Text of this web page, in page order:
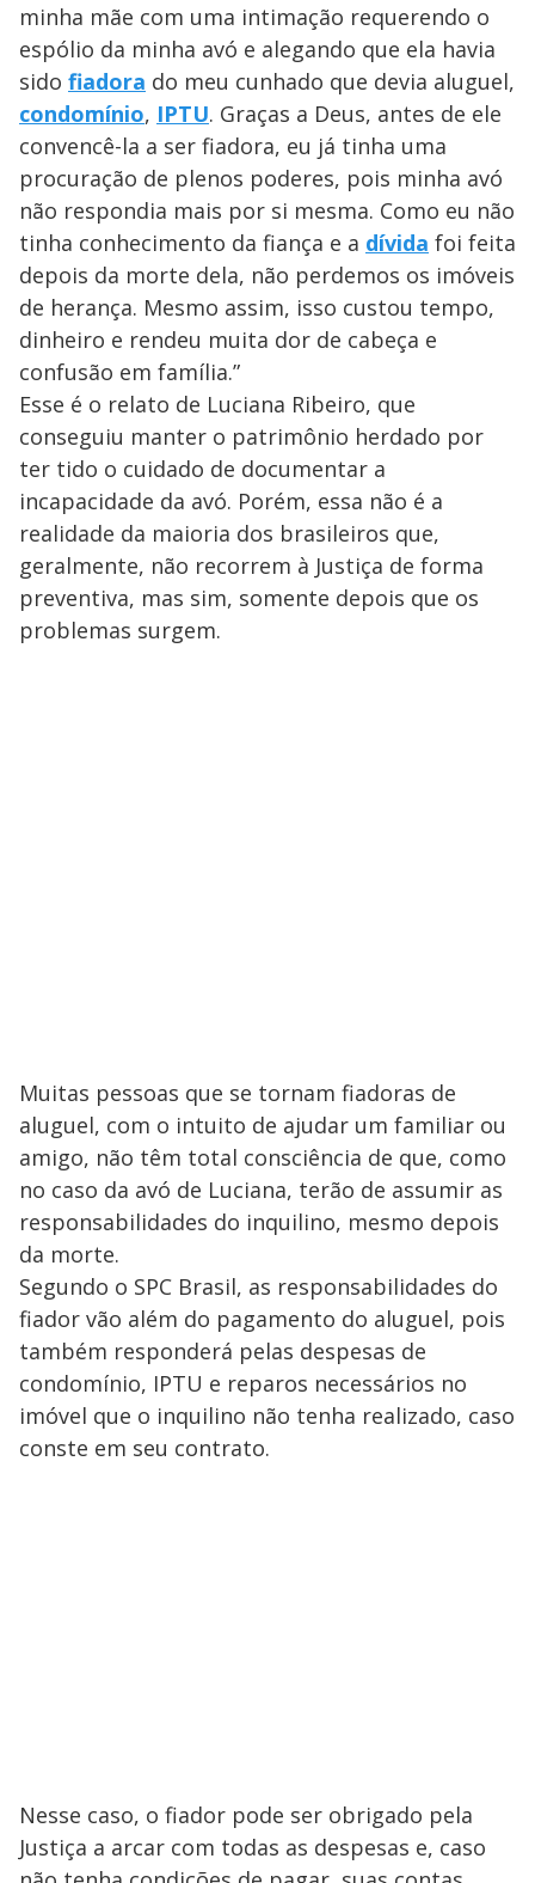
minha mãe com uma intimação requerendo o
espólio da minha avó e alegando que ela havia
sido fiadora do meu cunhado que devia aluguel,
condomínio, IPTU. Graças a Deus, antes de ele
convencê-la a ser fiadora, eu já tinha uma
procuração de plenos poderes, pois minha avó
não respondia mais por si mesma. Como eu não
tinha conhecimento da fiança e a dívida foi feita
depois da morte dela, não perdemos os imóveis
de herança. Mesmo assim, isso custou tempo,
dinheiro e rendeu muita dor de cabeça e
confusão em família.”
Esse é o relato de Luciana Ribeiro, que
conseguiu manter o patrimônio herdado por
ter tido o cuidado de documentar a
incapacidade da avó. Porém, essa não é a
realidade da maioria dos brasileiros que,
geralmente, não recorrem à Justiça de forma
preventiva, mas sim, somente depois que os
problemas surgem.
Muitas pessoas que se tornam fiadoras de
aluguel, com o intuito de ajudar um familiar ou
amigo, não têm total consciência de que, como
no caso da avó de Luciana, terão de assumir as
responsabilidades do inquilino, mesmo depois
da morte.
Segundo o SPC Brasil, as responsabilidades do
fiador vão além do pagamento do aluguel, pois
também responderá pelas despesas de
condomínio, IPTU e reparos necessários no
imóvel que o inquilino não tenha realizado, caso
conste em seu contrato.
Nesse caso, o fiador pode ser obrigado pela
Justiça a arcar com todas as despesas e, caso